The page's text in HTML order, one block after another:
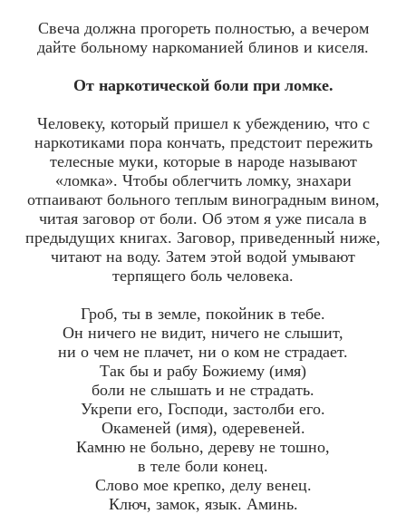
Свеча должна прогореть полностью, а вечером
дайте больному наркоманией блинов и киселя.
От наркотической боли при ломке.
Человеку, который пришел к убеждению, что с
наркотиками пора кончать, предстоит пережить
телесные муки, которые в народе называют
«ломка». Чтобы облегчить ломку, знахари
отпаивают больного теплым виноградным вином,
читая заговор от боли. Об этом я уже писала в
предыдущих книгах. Заговор, приведенный ниже,
читают на воду. Затем этой водой умывают
терпящего боль человека.
Гроб, ты в земле, покойник в тебе.
Он ничего не видит, ничего не слышит,
ни о чем не плачет, ни о ком не страдает.
Так бы и рабу Божиему (имя)
боли не слышать и не страдать.
Укрепи его, Господи, застолби его.
Окаменей (имя), одеревеней.
Камню не больно, дереву не тошно,
в теле боли конец.
Слово мое крепко, делу венец.
Ключ, замок, язык. Аминь.